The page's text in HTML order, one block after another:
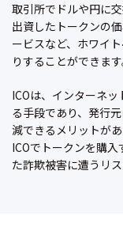
取引所でドルや円に
出資したトークンの
ービスなど、ホワイ
りすることができます
ICOは、インターネ
る手段であり、発行
減できるメリットが
ICOでトークンを購
た詐欺被害に遭うリ